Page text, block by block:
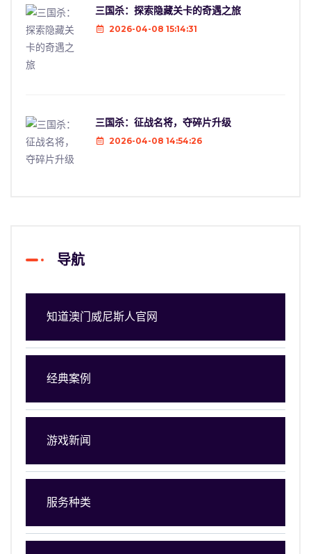
三国杀：探索隐藏关卡的奇遇之旅
2026-04-08 15:14:31
三国杀：征战名将，夺碎片升级
2026-04-08 14:54:26
导航
知道澳门威尼斯人官网
经典案例
游戏新闻
服务种类